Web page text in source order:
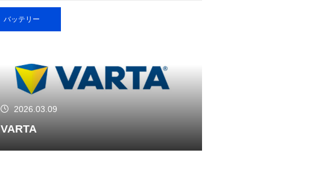
バッテリー
2026.03.09
VARTA